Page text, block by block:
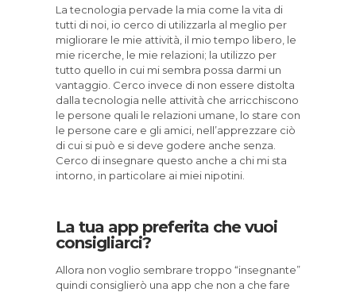
La tecnologia pervade la mia come la vita di
tutti di noi, io cerco di utilizzarla al meglio per
migliorare le mie attività, il mio tempo libero, le
mie ricerche, le mie relazioni; la utilizzo per
tutto quello in cui mi sembra possa darmi un
vantaggio. Cerco invece di non essere distolta
dalla tecnologia nelle attività che arricchiscono
le persone quali le relazioni umane, lo stare con
le persone care e gli amici, nell’apprezzare ciò
di cui si può e si deve godere anche senza.
Cerco di insegnare questo anche a chi mi sta
intorno, in particolare ai miei nipotini.
La tua app preferita che vuoi
consigliarci?
Allora non voglio sembrare troppo “insegnante”
quindi consiglierò una app che non a che fare